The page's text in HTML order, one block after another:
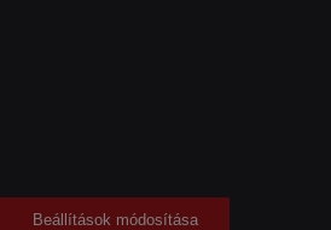
Beállítások módosítása